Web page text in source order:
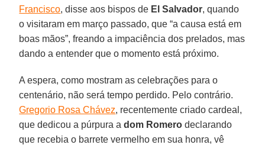
Francisco, disse aos bispos de El Salvador, quando
o visitaram em março passado, que “a causa está em
boas mãos”, freando a impaciência dos prelados, mas
dando a entender que o momento está próximo.
A espera, como mostram as celebrações para o
centenário, não será tempo perdido. Pelo contrário.
Gregorio Rosa Chávez, recentemente criado cardeal,
que dedicou a púrpura adom Romero declarando
que recebia o barrete vermelho em sua honra, vê